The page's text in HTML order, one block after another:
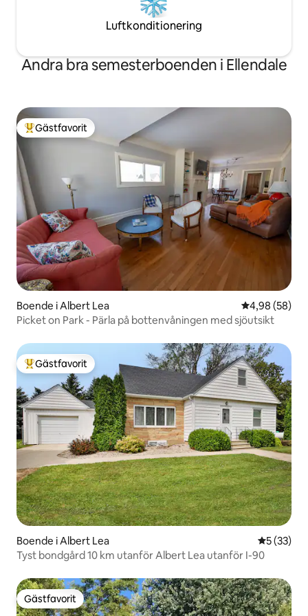
Luftkonditionering
Andra bra semesterboenden i Ellendale
Populär gästfavorit
Gästfavorit
Boende i Albert Lea 4,98 av 5 i
4,98 (58)
Picket on Park - Pärla på bottenvåningen med sjöutsikt
Populär gästfavorit
Gästfavorit
Boende i Albert Lea 5 av 5 i
5 (33)
Tyst bondgård 10 km utanför Albert Lea utanför I-90
Gästfavorit
Gästfavorit